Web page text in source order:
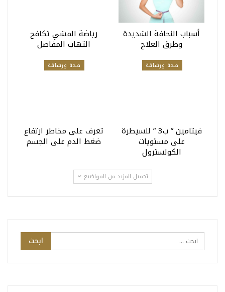
أسباب النحافة الشديدة
وطرق العلاج
رياضة المشي تكافح
التهاب المفاصل
صحة ورشاقة
فيتامين ” ب3 ” للسيطرة
على مستويات
الكولسترول
صحة ورشاقة
تعرف على مخاطر ارتفاع
ضغط الدم على الجسم
تحميل المزيد من المواضيع